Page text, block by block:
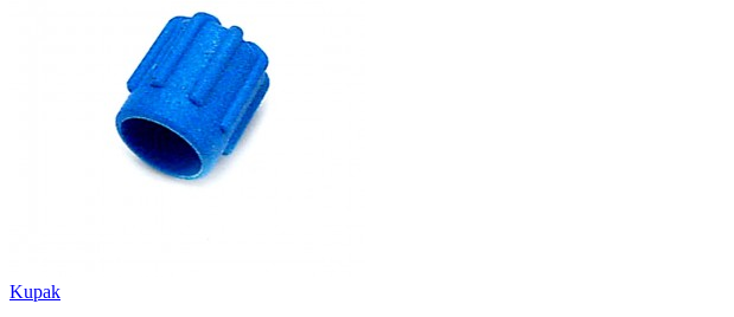
Kupak